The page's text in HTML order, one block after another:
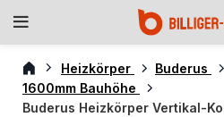
Heizkörper Buderus
1600mm Bauhöhe
Buderus Heizkörper Vertikal-